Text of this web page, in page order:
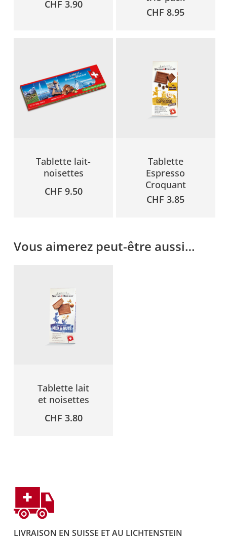
CHF 3.90
CHF 8.95
Tablette lait-
noisettes
CHF 9.50
Tablette
Espresso
Croquant
CHF 3.85
Vous aimerez peut-être aussi…
Tablette lait
et noisettes
CHF 3.80
LIVRAISON EN SUISSE ET AU LICHTENSTEIN